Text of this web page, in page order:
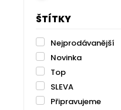
ŠTÍTKY
Nejprodávanější
Novinka
Top
SLEVA
Připravujeme